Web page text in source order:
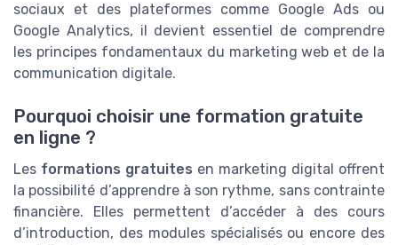
sociaux et des plateformes comme Google Ads ou
Google Analytics, il devient essentiel de comprendre
les principes fondamentaux du marketing web et de la
communication digitale.
Pourquoi choisir une formation gratuite
en ligne ?
Les formations gratuites en marketing digital offrent
la possibilité d’apprendre à son rythme, sans contrainte
financière. Elles permettent d’accéder à des cours
d’introduction, des modules spécialisés ou encore des